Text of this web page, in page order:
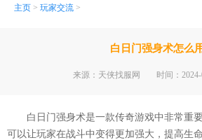
主页 > 玩家交流 >
白日门强身术怎么
来源：天侠找服网 时间：
白日门强身术是一款传奇游戏中非常重
可以让玩家在战斗中变得更加强大，提高生